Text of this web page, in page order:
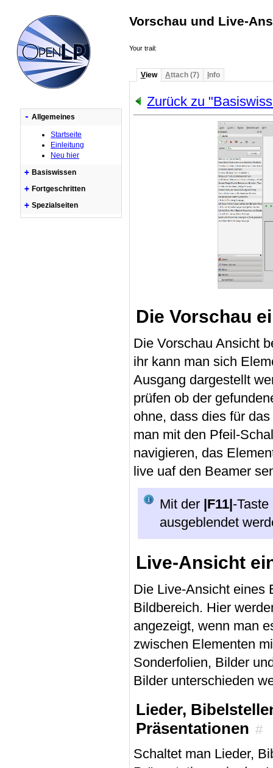
Vorschau und Live-
Your trail:
View Attach (7) Info
Zurück zu
Die Vorschau
Die Vorschau Ansicht
ihr kann man sich
Ausgang dargestellt
prüfen ob der
ohne, dass dies für
man mit den Pfeil-
navigieren, das
live uaf den Beamer
Mit der |F11| -
ausgeblendet
Live-Ansicht
Die Live-Ansicht eines
Bildbereich. Hier
angezeigt, wenn man
zwischen Elementen
Sonderfolien, Bilder
Bilder unterschieden
Lieder,
Präsentationen #
Schaltet man Lieder,
- Allgemeines
Startseite
Einleitung
Neu hier
+ Basiswissen
+ Fortgeschritten
+ Spezialseiten